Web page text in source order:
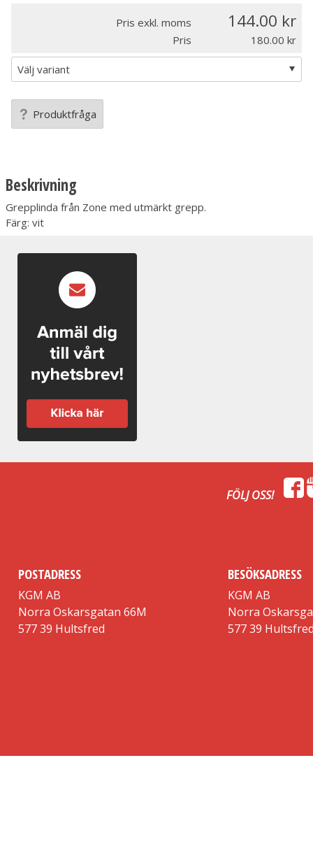
Pris exkl. moms 144.00
Pris 180.00
Produktfråga
Beskrivning
Grepplinda från Zone med utmärkt grepp.
Färg: vit
FÖLJ OSS!
POSTADRESS
KGM AB
Norra Oskarsgatan 66M
577 39 Hultsfred
BESÖKSADRESS
KGM AB
Norra
577 39